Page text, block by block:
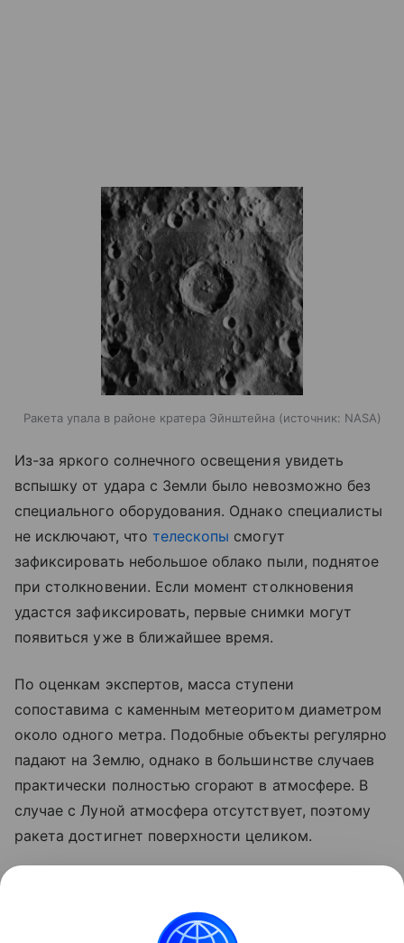
Ракета упала в районе кратера Эйнштейна источник: NASA
Из-за яркого солнечного освещения увидеть
вспышку от удара с Земли было невозможно без
специального оборудования. Однако специалисты
не исключают, что телескопы смогут
зафиксировать небольшое облако пыли, поднятое
при столкновении. Если момент столкновения
удастся зафиксировать, первые снимки могут
появиться уже в ближайшее время.
По оценкам экспертов, масса ступени
сопоставима с каменным метеоритом диаметром
около одного метра. Подобные объекты регулярно
падают на Землю, однако в большинстве случаев
практически полностью сгорают в атмосфере. В
случае с Луной атмосфера отсутствует, поэтому
ракета достигнет поверхности целиком.
об атмосфере древней Земли.